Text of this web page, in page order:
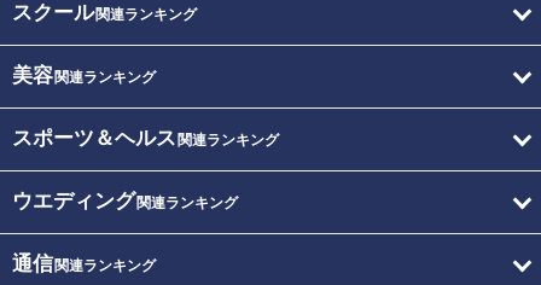
スクール関連ランキング
美容関連ランキング
スポーツ＆ヘルス 関連ランキング
ウエディング関連ランキング
通信関連ランキング